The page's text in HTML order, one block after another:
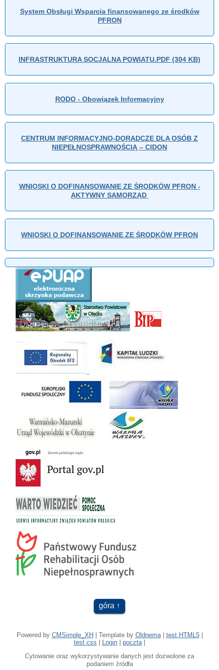
System Obsługi Wsparcia finansowanego ze środków
PFRON
INFRASTRUKTURA SOCJALNA POWIATU.PDF (304 KB)
RODO - Obowiązek Informacyjny
CENTRUM INFORMACYJNO-DORADCZE DLA OSÓB Z
NIEPEŁNOSPRAWNOŚCIĄ – CIDON
WNIOSKI O DOFINANSOWANIE ZE ŚRODKÓW PFRON -
AKTYWNY SAMORZĄD
WNIOSKI O DOFINANSOWANIE ZE ŚRODKÓW PFRON
góra
Powered by CMSimple_XH | Template by Oldnema| test HTML5|
test css
Login poczta|
Cytowanie oraz wykorzystywanie danych jest dozwolone za
podaniem źródła